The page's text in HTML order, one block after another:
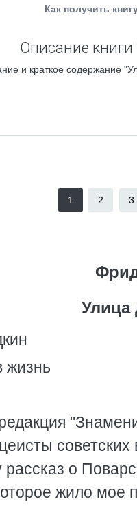
Как получить
Описание
и краткое содержание
1 2 3
Улица
жизнь
рассказ о
жило мое